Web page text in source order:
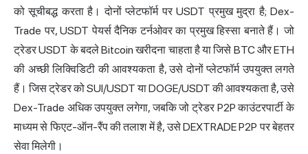
को सूचीबद्ध करता है। दोनों प्लेटफॉर्म पर USDT प्रमुख मुद्रा है; Dex-
Trade पर, USDT पेयर्स दैनिक टर्नओवर का प्रमुख हिस्सा बनाते हैं। जो
ट्रेडर USDT के बदले Bitcoin खरीदना चाहता है या जिसे BTC और ETH
की अच्छी लिक्विडिटी की आवश्यकता है, उसे दोनों प्लेटफॉर्म उपयुक्त लगते
हैं। जिस ट्रेडर को SUI/USDT या DOGE/USDT की आवश्यकता है, उसे
Dex-Trade अधिक उपयुक्त लगेगा, जबकि जो ट्रेडर P2P काउंटरपार्टी के
माध्यम से फिएट-ऑन-रैंप की तलाश में है, उसे DEXTRADE P2P पर बेहतर
सेवा मिलेगी।